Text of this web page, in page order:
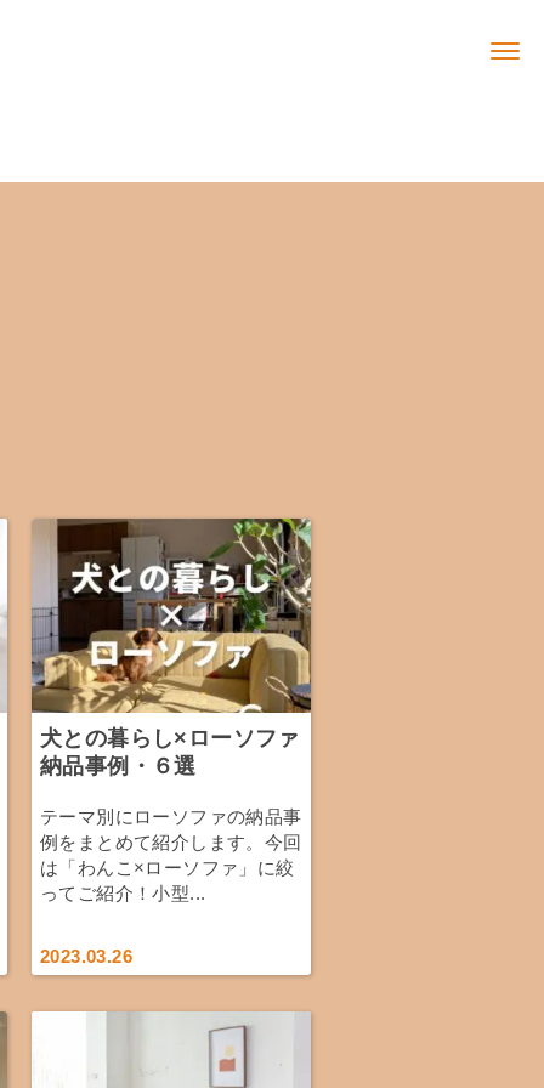
犬との暮らし×ローソファ
納品事例・６選
テーマ別にローソファの納品事
例をまとめて紹介します。今回
は「わんこ×ローソファ」に絞
ってご紹介！小型...
2023.03.26